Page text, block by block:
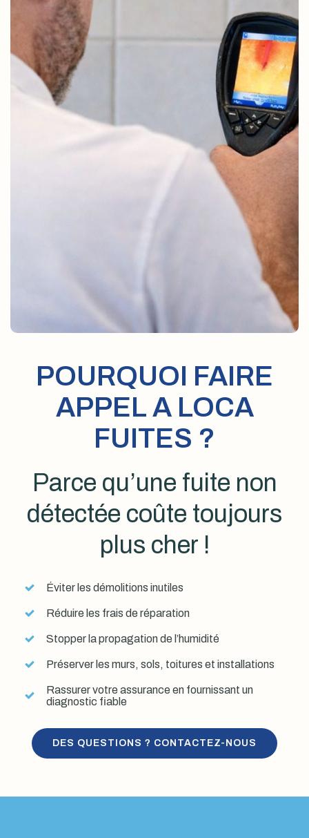
POURQUOI FAIRE
APPEL A LOCA
FUITES ?
Parce qu’une fuite non
détectée coûte toujours
plus cher !
Éviter les démolitions inutiles
Réduire les frais de réparation
Stopper la propagation de l’humidité
Préserver les murs, sols, toitures et installations
Rassurer votre assurance en fournissant un
diagnostic fiable
DES QUESTIONS ? CONTACTEZ-NOUS